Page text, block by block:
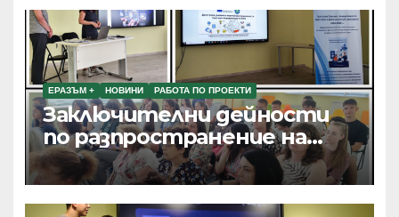
ЕРАЗЪМ + НОВИНИ РАБОТА ПО ПРОЕКТИ
Заключителни дейности
по разпространение на
резултатите от текущи
проекти по Програма
Еразъм+, ПОО и eTwinning